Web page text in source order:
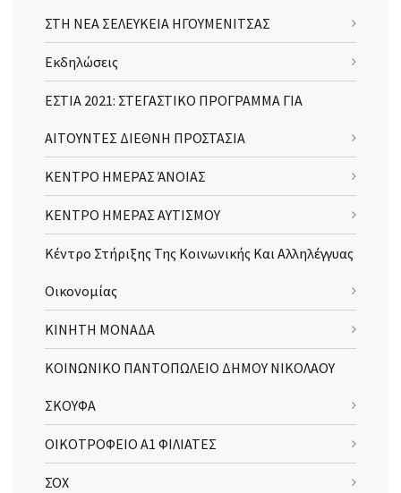
ΣΤΗ ΝΕΑ ΣΕΛΕΥΚΕΙΑ ΗΓΟΥΜΕΝΙΤΣΑΣ
Εκδηλώσεις
ΕΣΤΙΑ 2021: ΣΤΕΓΑΣΤΙΚΟ ΠΡΟΓΡΑΜΜΑ ΓΙΑ
ΑΙΤΟΥΝΤΕΣ ΔΙΕΘΝΗ ΠΡΟΣΤΑΣΙΑ
ΚΕΝΤΡΟ ΗΜΕΡΑΣ ΆΝΟΙΑΣ
ΚΕΝΤΡΟ ΗΜΕΡΑΣ ΑΥΤΙΣΜΟΥ
Κέντρο Στήριξης Της Κοινωνικής Και Αλληλέγγυας
Οικονομίας
ΚΙΝΗΤΗ ΜΟΝΑΔΑ
ΚΟΙΝΩΝΙΚΟ ΠΑΝΤΟΠΩΛΕΙΟ ΔΗΜΟΥ ΝΙΚΟΛΑΟΥ
ΣΚΟΥΦΑ
ΟΙΚΟΤΡΟΦΕΙΟ Α1 ΦΙΛΙΑΤΕΣ
ΣΟΧ